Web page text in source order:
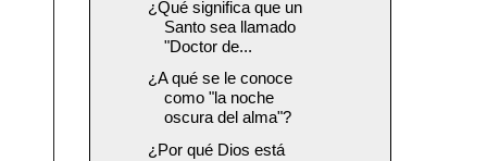
¿Qué significa que un
Santo sea llamado
"Doctor de...
¿A qué se le conoce
como "la noche
oscura del alma"?
¿Por qué Dios está